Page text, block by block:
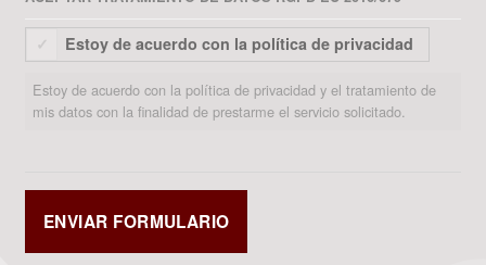
Estoy de acuerdo con la política de privacidad
Estoy de acuerdo con la política de privacidad y el tratamiento de
mis datos con la finalidad de prestarme el servicio solicitado.